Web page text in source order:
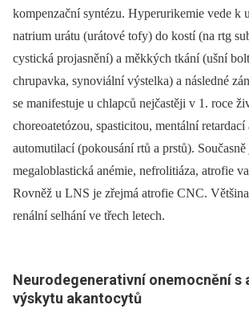
kompenzační syntézu. Hyperurikemie vede k
natrium urátu (urátové tofy) do kostí (na rtg
cystická projasnění) a měkkých tkání (ušní
chrupavka, synoviální výstelka) a následné
se manifestuje u chlapců nejčastěji v 1. roce
choreoatetózou, spasticitou, mentální retardací
automutilací (pokousání rtů a prstů).
megaloblastická anémie, nefrolitiáza, atrofie
Rovněž u LNS je zřejmá atrofie CNC.
renální selhání ve třech letech.
Neurodegenerativní onemocnění s
výskytu akantocytů